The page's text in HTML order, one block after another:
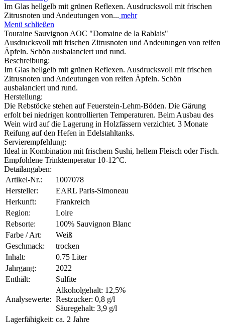
Im Glas hellgelb mit grünen Reflexen. Ausdrucksvoll mit frischen
Zitrusnoten und Andeutungen von... mehr
Menü schließen
Touraine Sauvignon AOC "Domaine de la Rablais"
Ausdrucksvoll mit frischen Zitrusnoten und Andeutungen von reifen
Äpfeln. Schön ausbalanciert und rund.
Beschreibung:
Im Glas hellgelb mit grünen Reflexen. Ausdrucksvoll mit frischen
Zitrusnoten und Andeutungen von reifen Äpfeln. Schön
ausbalanciert und rund.
Herstellung:
Die Rebstöcke stehen auf Feuerstein-Lehm-Böden. Die Gärung
erfolt bei niedrigen kontrollierten Temperaturen. Beim Ausbau des
Wein wird auf die Lagerung in Holzfässern verzichtet. 3 Monate
Reifung auf den Hefen in Edelstahltanks.
Servierempfehlung:
Ideal in Kombination mit frischem Sushi, hellem Fleisch oder Fisch.
Empfohlene Trinktemperatur 10-12°C.
Detailangaben:
Artikel-Nr.:
1007078
Hersteller:
EARL Paris-Simoneau
Herkunft:
Frankreich
Region:
Loire
Rebsorte:
100% Sauvignon Blanc
Farbe / Art:
Weiß
Geschmack:
trocken
Inhalt:
0.75 Liter
Jahrgang:
2022
Enthält:
Sulfite
Analysewerte:
Alkoholgehalt: 12,5%
Restzucker: 0,8 g/l
Säuregehalt: 3,9 g/l
Lagerfähigkeit: ca. 2 Jahre